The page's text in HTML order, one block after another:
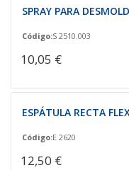
SPRAY PARA
Código:S 2510.003
10,05 €
ESPÁTULA RECTA
Código:E 2620
12,50 €